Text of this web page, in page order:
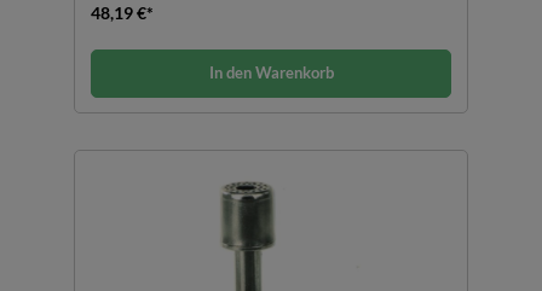
48,19 €*
In den Warenkorb